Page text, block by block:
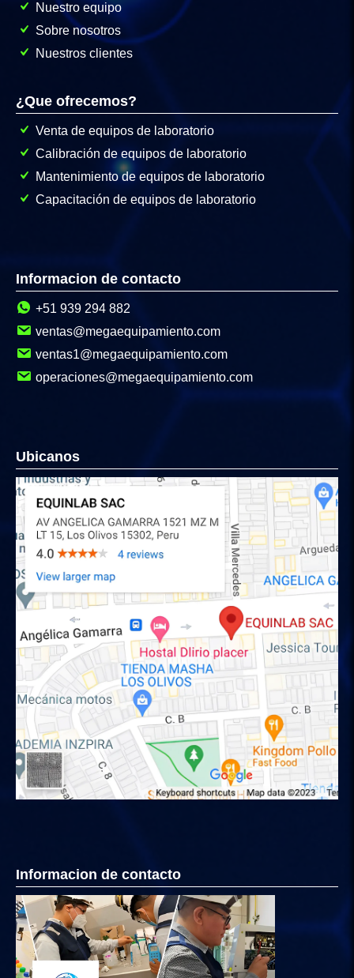
Nuestro equipo
Sobre nosotros
Nuestros clientes
¿Que ofrecemos?
Venta de equipos de laboratorio
Calibración de equipos de laboratorio
Mantenimiento de equipos de laboratorio
Capacitación de equipos de laboratorio
Informacion de contacto
+51 939 294 882
ventas@megaequipamiento.com
ventas1@megaequipamiento.com
operaciones@megaequipamiento.com
Ubicanos
Informacion de contacto